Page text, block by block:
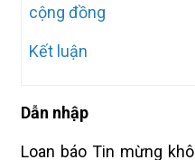
cộng đồng
Kết luận
Dẫn nhập
Loan báo Tin mừng